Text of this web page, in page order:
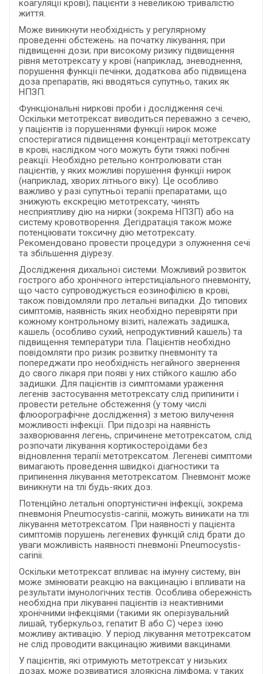
коагуляції крові); пацієнти з невеликою тривалістю
життя.
Може виникнути необхідність у регулярному
проведенні обстежень: на початку лікування; при
підвищенні дози; при високому ризику підвищення
рівня метотрексату у крові (наприклад, зневоднення,
порушення функції печінки, додаткова або підвищена
доза препаратів, які вводяться супутньо, таких як
НПЗП.
Функціональні ниркові проби і дослідження сечі.
Оскільки метотрексат виводиться переважно з сечею,
у пацієнтів із порушеннями функції нирок може
спостерігатися підвищення концентрації метотрексату
в крові, наслідком чого можуть бути тяжкі побічні
реакції. Необхідно ретельно контролювати стан
пацієнтів, у яких можливі порушення функції нирок
(наприклад, хворих літнього віку). Це особливо
важливо у разі супутньої терапії препаратами, що
знижують екскрецію метотрексату, чинять
несприятливу дію на нирки (зокрема НПЗП) або на
систему кровотворення. Дегідратація також може
потенціювати токсичну дію метотрексату.
Рекомендовано провести процедури з олужнення сечі
та збільшення діурезу.
Дослідження дихальної системи. Можливий розвиток
гострого або хронічного інтерстиціального пневмоніту,
що часто супроводжується еозинофілією в крові,
також повідомляли про летальні випадки. До типових
симптомів, наявність яких необхідно перевіряти при
кожному контрольному візиті, належать задишка,
кашель (особливо сухий, непродуктивний кашель) та
підвищення температури тіла. Пацієнтів необхідно
повідомляти про ризик розвитку пневмоніту та
попереджати про необхідність негайного звернення
до свого лікаря при появі у них стійкого кашлю або
задишки. Для пацієнтів із симптомами ураження
легенів застосування метотрексату слід припинити і
провести ретельне обстеження (у тому числі
флюорографічне дослідження) з метою вилучення
можливості інфекції. При підозрі на наявність
захворювання легень, спричинене метотрексатом, слід
розпочати лікування кортикостероїдами без
відновлення терапії метотрексатом. Легеневі симптоми
вимагають проведення швидкої діагностики та
припинення лікування метотрексатом. Пневмоніт може
виникнути на тлі будь-яких доз.
Потенційно летальні опортуністичні інфекції, зокрема
пневмонія Pneumocystis-carinii, можуть виникати на тлі
лікування метотрексатом. При наявності у пацієнта
симптомів порушень легеневих функцій слід брати до
уваги можливість наявності пневмонії Pneumocystis-
carinii.
Оскільки метотрексат впливає на імунну систему, він
може змінювати реакцію на вакцинацію і впливати на
результати імунологічних тестів. Особлива обережність
необхідна при лікуванні пацієнтів із неактивними
хронічними інфекціями (такими як оперізувальний
лишай, туберкульоз, гепатит В або С) через їхню
можливу активацію. У період лікування метотрексатом
не слід проводити вакцинацію живими вакцинами.
У пацієнтів, які отримують метотрексат у низьких
дозах, може розвиватися злоякісна лімфома; у таких